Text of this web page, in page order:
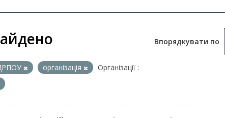
Впорядкувати по
організація
Організації :